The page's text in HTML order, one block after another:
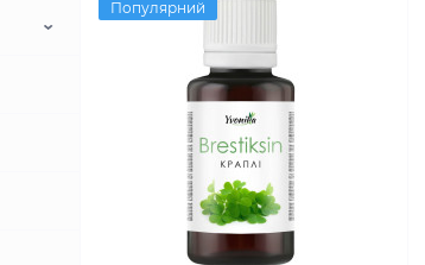
Популярний